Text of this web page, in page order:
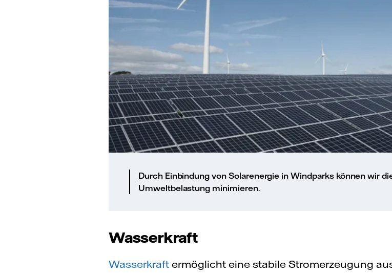
Durch Einbindung von Solarenergie in Windparks können wir
Umweltbelastung minimieren.
Wasserkraft
Wasserkraft ermöglicht eine stabile Stromerzeugung